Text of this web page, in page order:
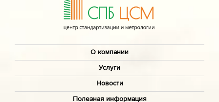
О компании
Услуги
Новости
Полезная информация